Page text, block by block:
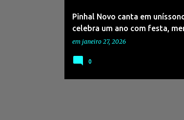
Pinhal Novo canta em
celebra um ano com festa,
em janeiro 27, 2026
0